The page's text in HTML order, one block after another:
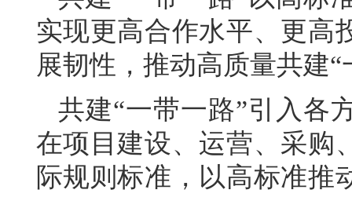
实现更高合作水平、更高
展韧性，推动高质量共建
共建“一带一路”引入各
在项目建设、运营、采购
际规则标准，以高标准推